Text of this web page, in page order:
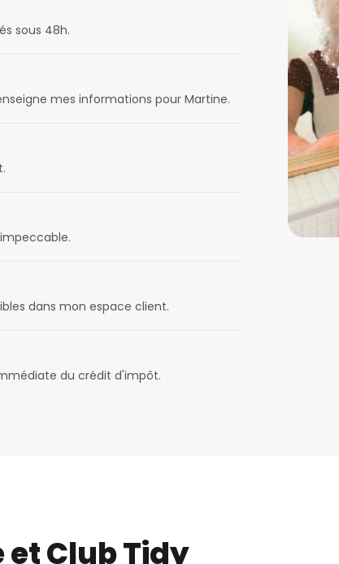
sous 48h.
mes informations pour Martine.
dans mon espace client.
du crédit d'impôt.
Club Tidy